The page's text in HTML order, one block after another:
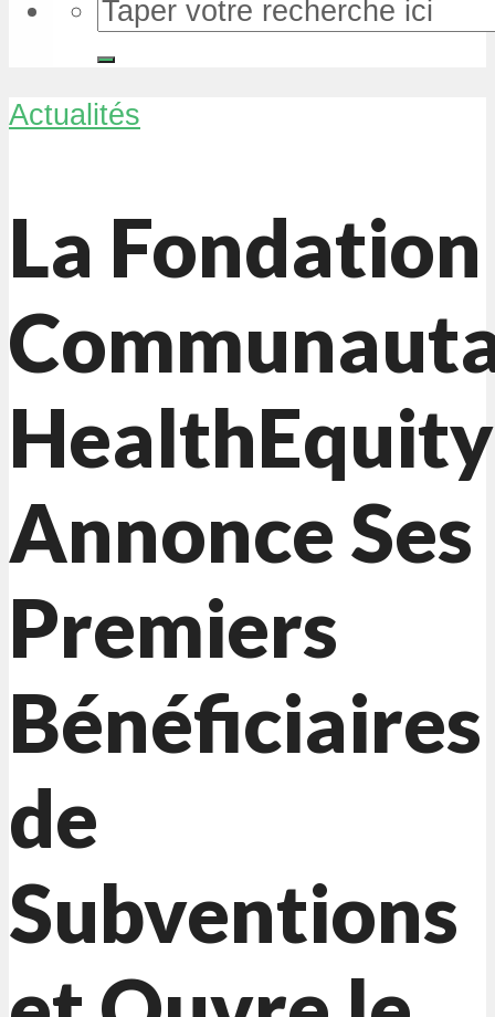
Actualités
La Fondation
HealthEquity
Annonce Ses
Premiers
Bénéficiaires
de
Subventions